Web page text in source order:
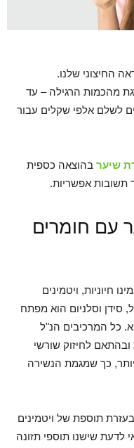
החיצוני שלנו.
מהכמות הרגילה – עד
לשלם אלפי שקלים עבור
שיער בהוצאה כספית
תשובות אפשריות.
עם חומרים
חיוניות, ויטמינים
סידן וסלניום הוא מפתח
כל המרכיבים הנ"ל
לחיזוק שורשי
כך שמגמת הנשירה
תוספת של ויטמינים
לדעת שישנו תוספי תזונה